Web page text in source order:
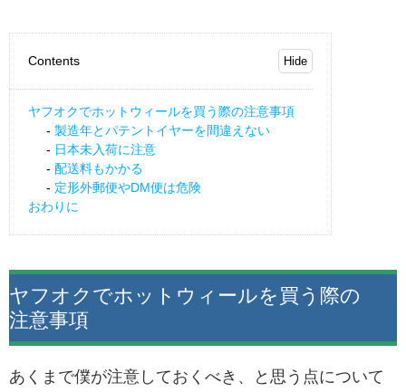
Contents
ヤフオクでホットウィールを買う際の注意事項
製造年とパテントイヤーを間違えない
日本未入荷に注意
配送料もかかる
定形外郵便やDM便は危険
おわりに
ヤフオクでホットウィールを買う際の
注意事項
あくまで僕が注意しておくべき、と思う点について